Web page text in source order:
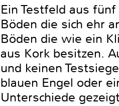
Ein Testfeld aus
Böden die sich ehr
Böden die wie ein
aus Kork besitzen.
und keinen
blauen Engel oder
Unterschiede